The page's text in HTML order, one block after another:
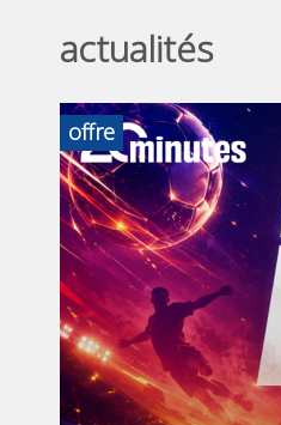
actualités
offre